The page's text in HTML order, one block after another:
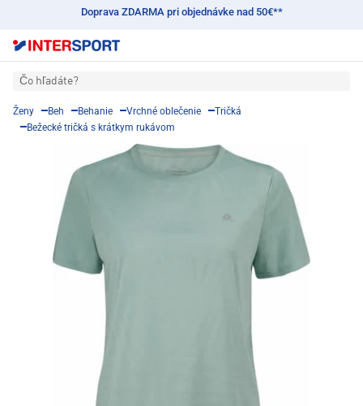
Doprava ZDARMA pri objednávke nad 50€**
Čo hľadáte?
Ženy Beh Behanie Vrchné oblečenie
Tričká
Bežecké tričká s krátkym rukávom